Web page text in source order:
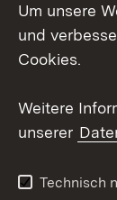
Social Wall
Youtube
Kontakt
Barrierefreiheit
Um unsere
und
Cookies.
Weitere
unserer
Technisch